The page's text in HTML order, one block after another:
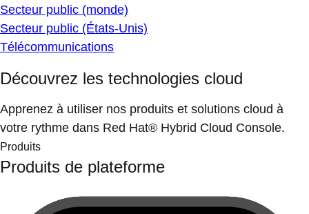
Secteur public (monde)
Secteur public (États-Unis)
Télécommunications
Découvrez les technologies cloud
Apprenez à utiliser nos produits et solutions cloud à
votre rythme dans Red Hat® Hybrid Cloud Console.
Produits
Produits de plateforme